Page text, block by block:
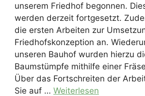
unserem Friedhof begonnen.
werden derzeit fortgesetzt.
die ersten Arbeiten zur
Friedhofskonzeption an.
unseren Bauhof wurden hierzu
Baumstümpfe mithilfe einer
Über das Fortschreiten der
Sie auf … Weiterlesen